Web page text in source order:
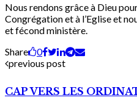
Nous rendons grâce à Dieu
Congrégation et à l’Eglise et
et fécond ministère.
Share
0
previous post
CAP VERS LES